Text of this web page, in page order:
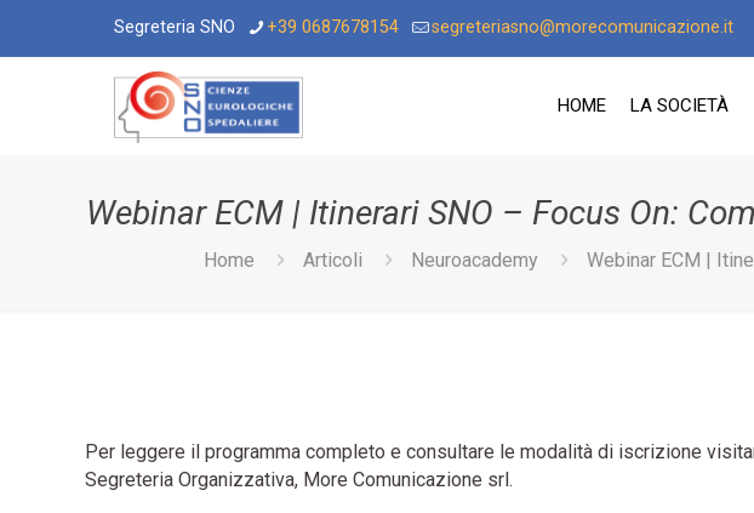
Segreteria SNO +39 0687678154 segreteriasno@morecomunicazione.it
HOME LA SOCIETÀ
Webinar ECM | Itinerari SNO – Focus On:
Home Articoli Neuroacademy Webinar ECM |
Per leggere il programma completo e consultare le modalità di iscrizione
Segreteria Organizzativa, More Comunicazione srl.